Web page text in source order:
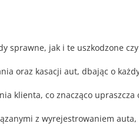
sprawne, jak i te uszkodzone czy
oraz kasacji aut, dbając o
klienta, co znacząco upraszcza
z wyrejestrowaniem auta,